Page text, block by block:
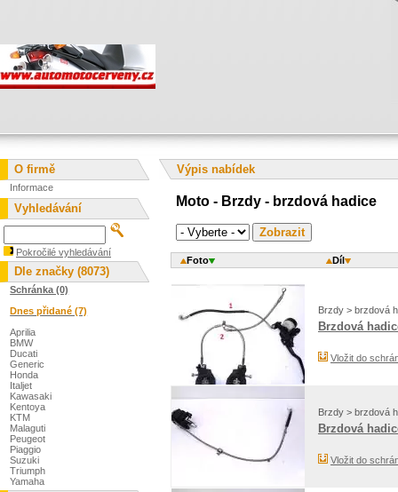
Výpis nabídek
Moto - Brzdy - brzdová hadice
Foto Díl
Brzdy > brzdová
Brzdová
Vložit do
Brzdy > brzdová
Brzdová
Vložit do
O firmě
Informace
Vyhledávání
Pokročilé vyhledávání
Dle značky (8073)
Schránka (0)
Dnes přidané (7)
Aprilia
BMW
Ducati
Generic
Honda
Italjet
Kawasaki
Kentoya
KTM
Malaguti
Peugeot
Piaggio
Suzuki
Triumph
Yamaha